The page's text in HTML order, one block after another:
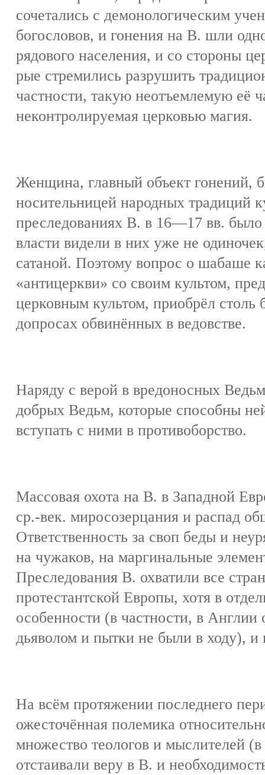
сочетались с демонологическим
богословов, и гонения на В. шли
рядового населения, и со стороны
рые стремились разрушить
частности, такую неотъемлемую её
неконтролируемая церковью магия.
Женщина, главный объект гонений,
носительницей народных традиций
преследованиях В. в 16—17 вв. было
власти видели в них уже не
сатаной. Поэтому вопрос о шабаше
«антицеркви» со своим культом,
церковным культом, приобрёл столь
допросах обвинённых в ведовстве.
Наряду с верой в вредоносных
добрых Ведьм, которые способны
вступать с ними в противоборство.
Массовая охота на В. в Западной
ср.-век. миросозерцания и распад
Ответственность за своп беды и
на чужаков, на маргинальные
Преследования В. охватили все
протестантской Европы, хотя в
особенности (в частности, в
дьяволом и пытки не были в ходу),
На всём протяжении последнего
ожесточённая полемика
множество теологов и мыслителей
отстаивали веру в В. и